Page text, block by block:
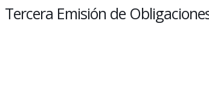
Tercera Emisión de